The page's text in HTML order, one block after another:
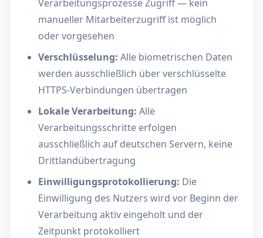
Verarbeitungsprozesse Zugriff — kein
manueller Mitarbeiterzugriff ist möglich
oder vorgesehen
Verschlüsselung: Alle biometrischen Daten
werden ausschließlich über verschlüsselte
HTTPS-Verbindungen übertragen
Lokale Verarbeitung: Alle
Verarbeitungsschritte erfolgen
ausschließlich auf deutschen Servern, keine
Drittlandübertragung
Einwilligungsprotokollierung: Die
Einwilligung des Nutzers wird vor Beginn der
Verarbeitung aktiv eingeholt und der
Zeitpunkt protokolliert